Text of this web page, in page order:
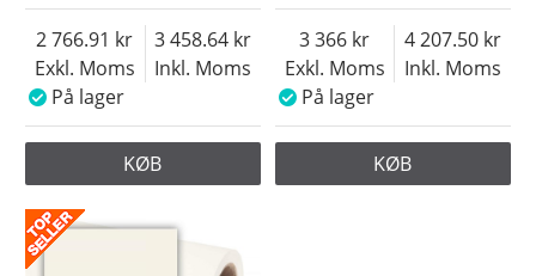
Exkl. Moms
2 766.91
Inkl. Moms
3 458.64
På lager
KØB
Exkl. Moms
3 366
Inkl. Moms
4 207.50
På lager
KØB